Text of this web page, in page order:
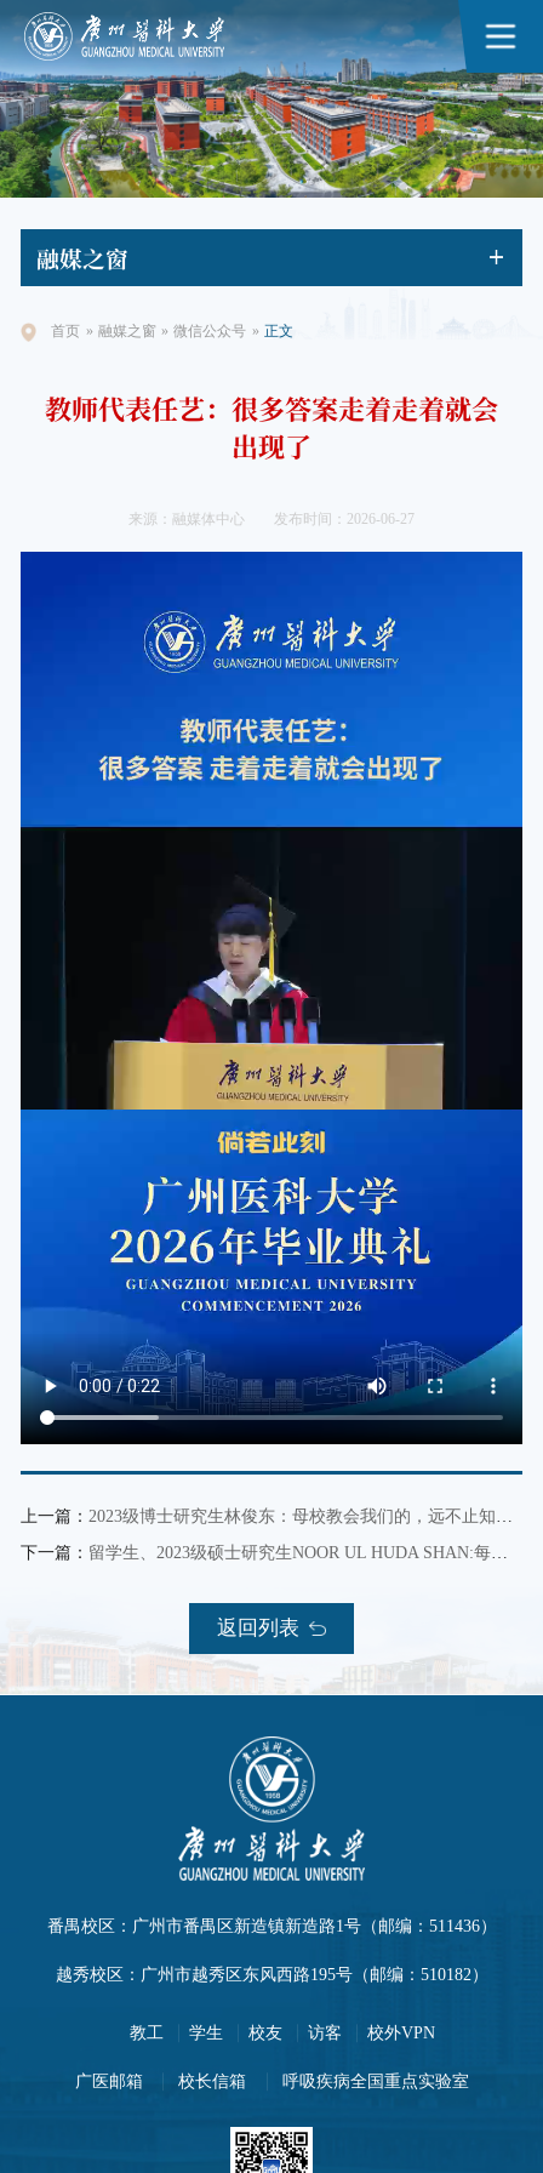
融媒之窗
首页 » 融媒之窗 » 微信公众号 » 正文
教师代表任艺：很多答案走着走着就会
出现了
来源：融媒体中心 发布时间：2026-06-27
上一篇： 2023级博士研究生林俊东：母校教会我们的，远不止知识与技术，更是责任与温度
下一篇： 留学生、2023级硕士研究生NOOR UL HUDA SHAN:每当我遇到困难，老师和中国朋友们总是第一时间伸出援手
返回列表
番禺校区：广州市番禺区新造镇新造路1号（邮编：511436）
越秀校区：广州市越秀区东风西路195号（邮编：510182）
教工 学生 校友 访客 校外VPN
广医邮箱 校长信箱 呼吸疾病全国重点实验室